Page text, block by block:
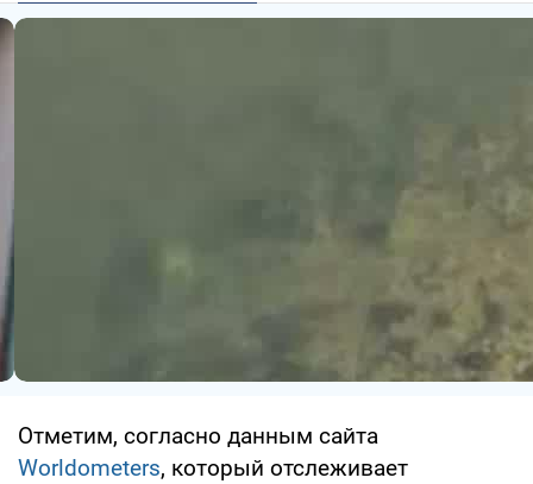
Отметим, согласно данным сайта
Worldometers, который отслеживает